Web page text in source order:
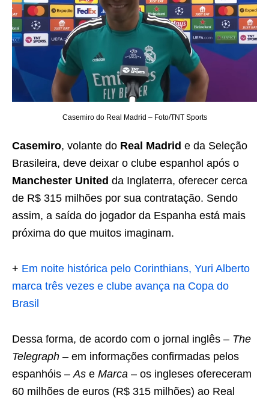
Casemiro do Real Madrid – Foto/TNT Sports
Casemiro, volante do Real Madrid e da Seleção
Brasileira, deve deixar o clube espanhol após o
Manchester United da Inglaterra, oferecer cerca
de R$ 315 milhões por sua contratação. Sendo
assim, a saída do jogador da Espanha está mais
próxima do que muitos imaginam.
+ Em noite histórica pelo Corinthians, Yuri Alberto
marca três vezes e clube avança na Copa do
Brasil
Dessa forma, de acordo com o jornal inglês – The
Telegraph – em informações confirmadas pelos
espanhóis –As e Marca – os ingleses ofereceram
60 milhões de euros (R$ 315 milhões) ao Real